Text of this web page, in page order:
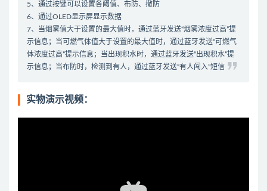
5、通过按键可以设置各阈值、布防、撤防
6、通过OLED显示屏显示数据
7、当烟雾值大于设置的最大值时，通过蓝牙发送“烟雾浓度过高”提
示信息；当可燃气体值大于设置的最大值时，通过蓝牙发送“可燃气
体浓度过高”提示信息；当出现积水时，通过蓝牙发送“出现积水”提
示信息；当布防时，检测到有人，通过蓝牙发送“有人闯入”短信
实物演示视频：